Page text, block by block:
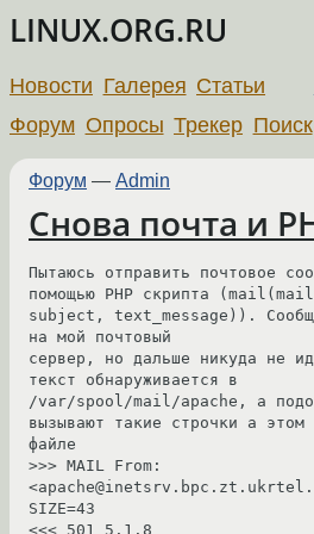
LINUX.ORG.RU
Новости Галерея Статьи
Форум Опросы Трекер Поиск
Форум — Admin
Снова почта и
Пытаюсь отправить почтовое
помощью РНР скрипта
subject, text_message)).
на мой почтовый
сервер, но дальше никуда не
текст обнаруживается в
/var/spool/mail/apache, а
вызывают такие строчки а этом
файле
>>> MAIL From:
SIZE=43
<<< 501 5.1.8